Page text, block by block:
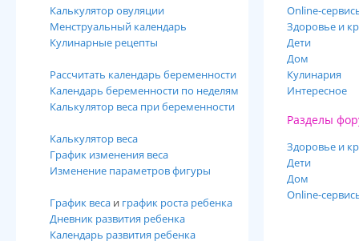
Калькулятор овуляции
Менструальный календарь
Кулинарные рецепты
Рассчитать календарь беременности
Календарь беременности по неделям
Калькулятор веса при беременности
Калькулятор веса
График изменения веса
Изменение параметров фигуры
График веса и график роста ребенка
Дневник развития ребенка
Календарь развития ребенка
Online-
Здоровье и
Дети
Дом
Кулинария
Интересное
Разделы
Здоровье и
Дети
Дом
Online-